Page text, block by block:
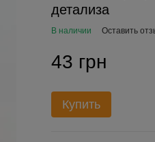
детализа
В наличии Оставить
43 грн
Купить